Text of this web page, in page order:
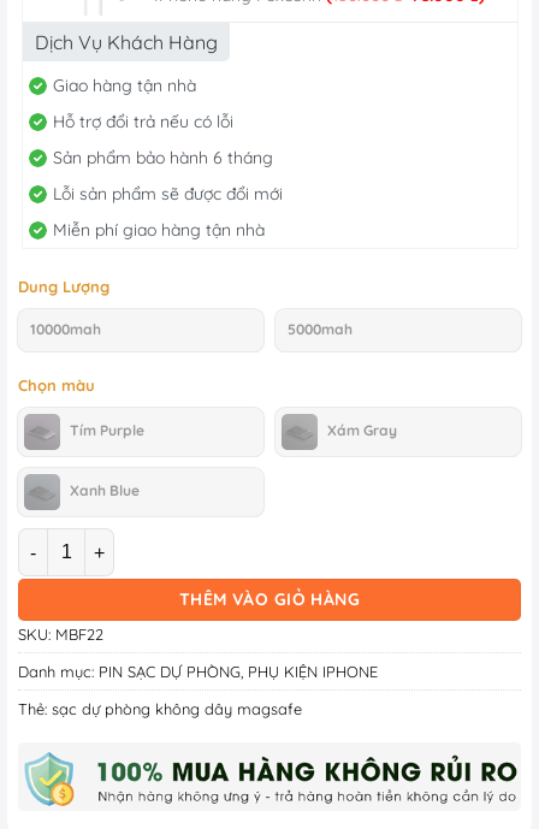
hiện
Dịch Vụ Khách Hàng
Giao hàng tận nhà
Hỗ trợ đổi trả nếu có lỗi
Sản phẩm bảo hành 6 tháng
Lỗi sản phẩm sẽ được đổi mới
Miễn phí giao hàng tận nhà
Dung Lượng
10000mah 5000mah
Chọn màu
Tím Purple Xám Gray
Xanh Blue
Số lượng
THÊM VÀO GIỎ HÀNG
SKU: MBF22
Danh mục: PIN SẠC DỰ PHÒNG, PHỤ KIỆN IPHONE
Thẻ: sạc dự phòng không dây magsafe